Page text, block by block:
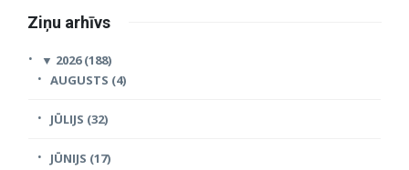
Ziņu arhīvs
▼ 2026 (188)
AUGUSTS (4)
JŪLIJS (32)
JŪNIJS (17)